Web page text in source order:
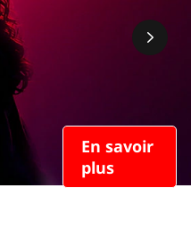
En savoir
plus